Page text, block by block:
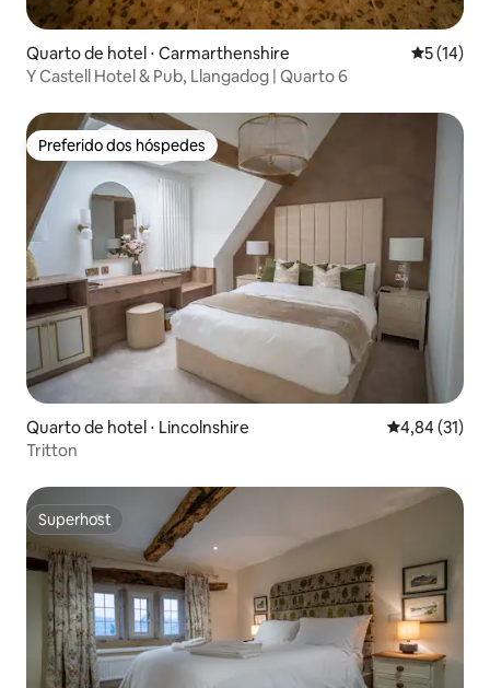
Quarto de hotel ⋅ Carmarthenshire 5 de uma
5 (14)
Y Castell Hotel & Pub, Llangadog | Quarto 6
Preferido dos hóspedes
Preferido dos hóspedes
Quarto de hotel ⋅ Lincolnshire 4,84 de uma
4,84 (31)
Tritton
Superhost
Superhost